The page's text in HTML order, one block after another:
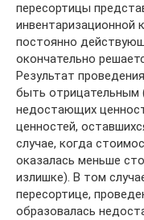
пересортицы
инвентаризационной
постоянно
окончательно
Результат
быть отрицательным
недостающих
ценностей,
случае, когда
оказалась меньше
излишке). В том
пересортице,
образовалась